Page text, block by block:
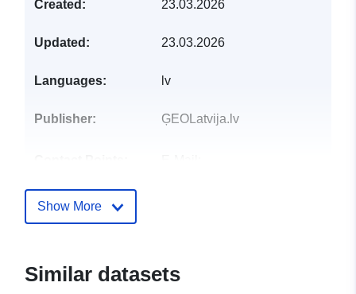
Created: 23.03.2026
Updated: 23.03.2026
Languages: lv
Publisher: ĢEOLatvija.lv
Catalogue
29 July 2026
Show More
Similar datasets